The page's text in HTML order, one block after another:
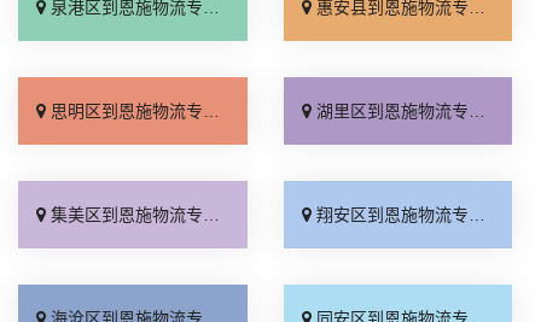
泉港区到恩施物流专线_无需中转「费用多少」 惠安县到恩施物流专线_直达特快专线「全境配送」
思明区到恩施物流专线_专业靠谱「多少一吨」 湖里区到恩施物流专线_急你所需「直达往返」
集美区到恩施物流专线_服务周到「运费多少」 翔安区到恩施物流专线_快运直达「快运有保障」
海沧区到恩施物流专线_费用多少「市县闪送」 同安区到恩施物流专线_全境配送「定点发车」